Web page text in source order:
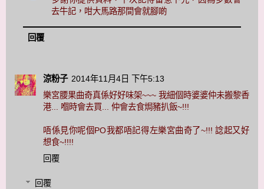
去牛記，咁大馬路那間會就腳啲
回覆
涼粉子 2014年11月4日 下午5:13
樂宮腰果曲奇真係好好味架~~~ 我細個時婆婆仲未搬黎香
港... 嗰時會去買... 仲會去食焗豬扒飯~!!!
唔係見你呢個PO我都唔記得左樂宮曲奇了~!!! 諗起又好
想食~!!!!
回覆
回覆